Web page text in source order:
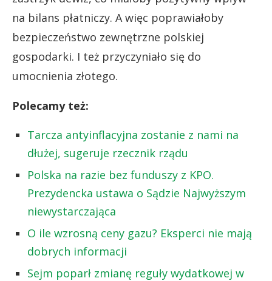
na bilans płatniczy. A więc poprawiałoby
bezpieczeństwo zewnętrzne polskiej
gospodarki. I też przyczyniało się do
umocnienia złotego.
Polecamy też:
Tarcza antyinflacyjna zostanie z nami na
dłużej, sugeruje rzecznik rządu
Polska na razie bez funduszy z KPO.
Prezydencka ustawa o Sądzie Najwyższym
niewystarczająca
O ile wzrosną ceny gazu? Eksperci nie mają
dobrych informacji
Sejm poparł zmianę reguły wydatkowej w